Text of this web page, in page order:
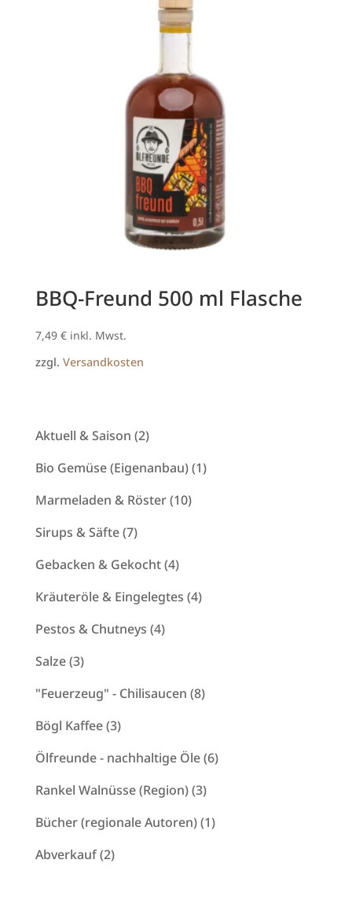
BBQ-Freund 500 ml Flasche
7,49 € inkl. Mwst.
zzgl. Versandkosten
Aktuell & Saison 22
Produkte
Bio Gemüse (Eigenanbau) 11
Marmeladen & Röster 1010
Sirups & Säfte 77
Produkte
Gebacken & Gekocht 44
Produkte
Kräuteröle & Eingelegtes 44
Pestos & Chutneys 44
Salze 33
Produkte
"Feuerzeug" - Chilisaucen 88
Bögl Kaffee 33
Produkte
Ölfreunde - nachhaltige Öle 66
Rankel Walnüsse (Region) 33
Produkte
Bücher (regionale Autoren) 11
Abverkauf 22